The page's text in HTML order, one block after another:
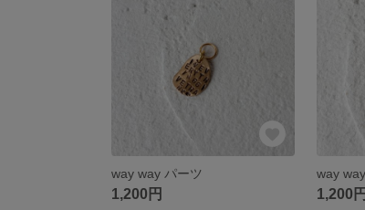
way way パーツ
1,200円
way
1,200円